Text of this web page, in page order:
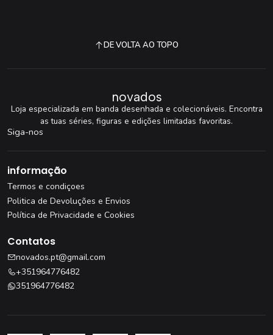
DE VOLTA AO TOPO
novados
Loja especializada em banda desenhada e colecionáveis. Encontra
as tuas séries, figuras e edições limitadas favoritas.
Siga-nos
informação
Termos e condiçoes
Politica de Devoluções e Envios
Política de Privacidade e Cookies
Contatos
novados.pt@gmail.com
+351964776482
351964776482